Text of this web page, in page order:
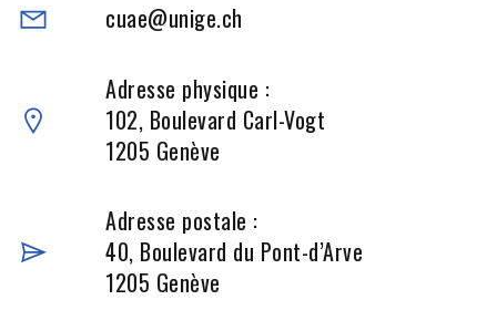
cuae@unige.ch
Adresse physique :
102, Boulevard Carl-Vogt
1205 Genève
Adresse postale :
40, Boulevard du Pont-d’Arve
1205 Genève